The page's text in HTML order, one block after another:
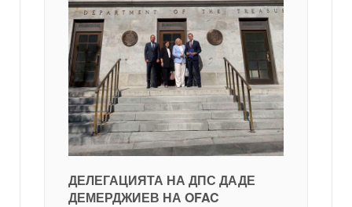
ДЕЛЕГАЦИЯТА НА ДПС ДАДЕ
ДЕМЕРДЖИЕВ НА OFAC